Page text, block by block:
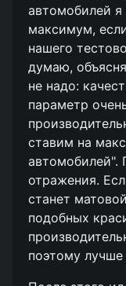
автомобилей я
максимум,
нашего
думаю,
не надо:
параметр
ставим на
автомобилей".
отражения.
станет
подобных
поэтому